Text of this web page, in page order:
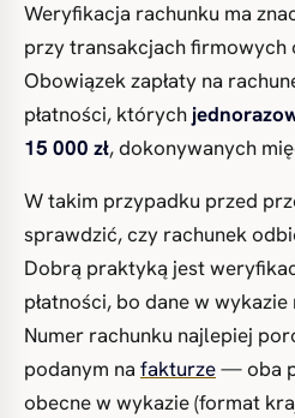
Weryfikacja rachunku ma
przy transakcjach firmowych
Obowiązek zapłaty na
płatności, których
15 000 zł, dokonywanych
W takim przypadku przed
sprawdzić, czy rachunek
Dobrą praktyką jest
płatności, bo dane w
Numer rachunku najlepiej
podanym na fakturze— oba
obecne w wykazie (format